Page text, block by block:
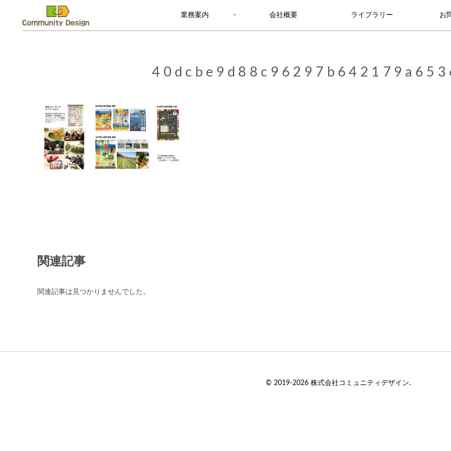
業務案内 会社概要 ライブラリー お
関連記事
関連記事は見つかりませんでした。
© 2019-2026 株式会社コミュニティデザイン.